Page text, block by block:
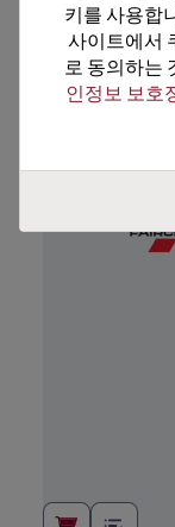
키를 사용합
사이트에서
로 동의하는
인정보 보호